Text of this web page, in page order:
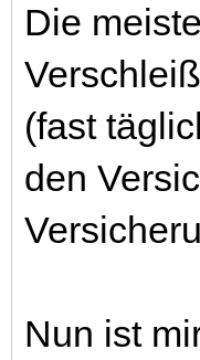
Die
(fast
den
Nun ist